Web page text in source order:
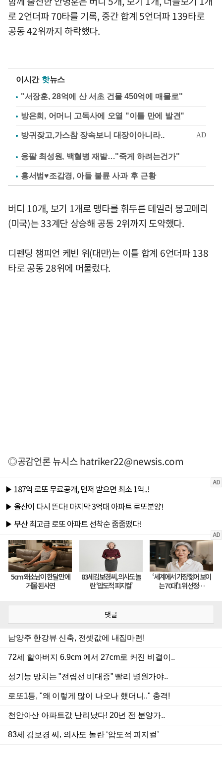
로 2언더파 70타를 기록, 중간 합계 5언더파 139타로
공동 42위까지 하락했다.
이시간 핫뉴스
"서장훈, 28억에 산 서초 건물 450억에 매물로"
방은희, 어머니 고독사에 오열 "이틀 만에 발견"
응팔 최성원, 백혈병 재발…"죽게 하려는건가"
홍서범♥조갑경, 아들 불륜 사과 후 근황
버디 10개, 보기 1개로 맹타를 휘두른 테일러 몽고메리
(미국)는 33계단 상승해 공동 2위까지 도약했다.
디펜딩 챔피언 케빈 위(대만)는 이틀 합계 6언더파 138
타로 공동 28위에 머물렀다.
◎공감언론 뉴시스hatriker22@newsis.com
댓글